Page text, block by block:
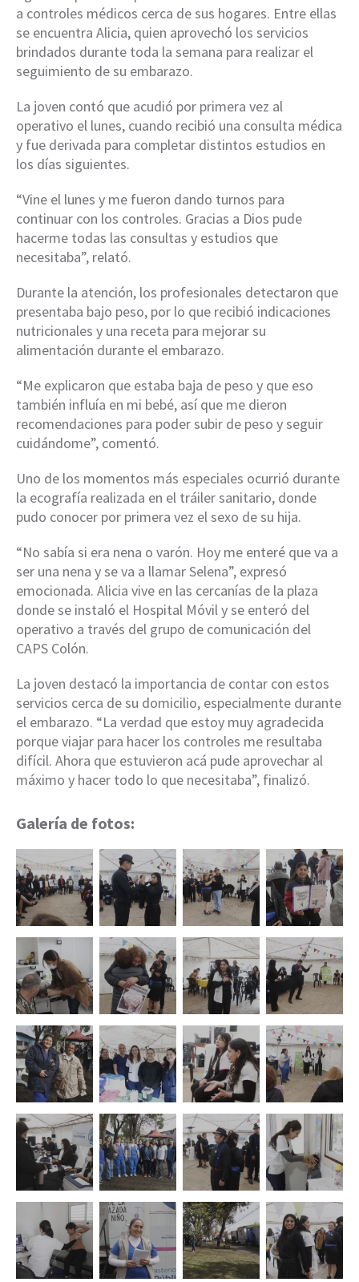
a controles médicos cerca de sus hogares. Entre ellas
se encuentra Alicia, quien aprovechó los servicios
brindados durante toda la semana para realizar el
seguimiento de su embarazo.
La joven contó que acudió por primera vez al
operativo el lunes, cuando recibió una consulta médica
y fue derivada para completar distintos estudios en
los días siguientes.
“Vine el lunes y me fueron dando turnos para
continuar con los controles. Gracias a Dios pude
hacerme todas las consultas y estudios que
necesitaba”, relató.
Durante la atención, los profesionales detectaron que
presentaba bajo peso, por lo que recibió indicaciones
nutricionales y una receta para mejorar su
alimentación durante el embarazo.
“Me explicaron que estaba baja de peso y que eso
también influía en mi bebé, así que me dieron
recomendaciones para poder subir de peso y seguir
cuidándome”, comentó.
Uno de los momentos más especiales ocurrió durante
la ecografía realizada en el tráiler sanitario, donde
pudo conocer por primera vez el sexo de su hija.
“No sabía si era nena o varón. Hoy me enteré que va a
ser una nena y se va a llamar Selena”, expresó
emocionada. Alicia vive en las cercanías de la plaza
donde se instaló el Hospital Móvil y se enteró del
operativo a través del grupo de comunicación del
CAPS Colón.
La joven destacó la importancia de contar con estos
servicios cerca de su domicilio, especialmente durante
el embarazo. “La verdad que estoy muy agradecida
porque viajar para hacer los controles me resultaba
difícil. Ahora que estuvieron acá pude aprovechar al
máximo y hacer todo lo que necesitaba”, finalizó.
Galería de fotos: